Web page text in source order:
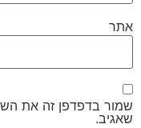
אתר
שמור בדפדפן זה את
שאגיב.